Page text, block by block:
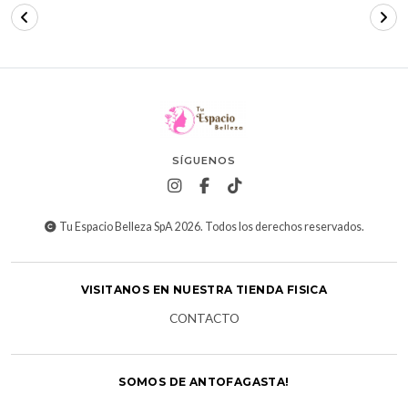
SÍGUENOS
Tu Espacio Belleza SpA 2026. Todos los derechos reservados.
VISITANOS EN NUESTRA TIENDA FISICA
CONTACTO
SOMOS DE ANTOFAGASTA!